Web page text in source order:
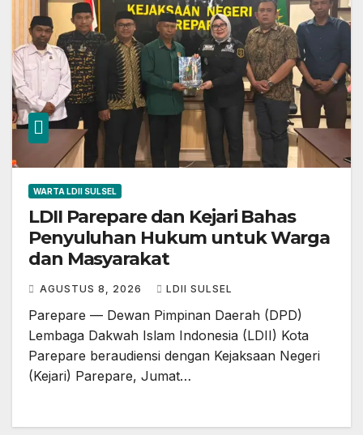
WARTA LDII SULSEL
LDII Parepare dan Kejari Bahas
Penyuluhan Hukum untuk Warga
dan Masyarakat
AGUSTUS 8, 2026 LDII SULSEL
Parepare — Dewan Pimpinan Daerah (DPD)
Lembaga Dakwah Islam Indonesia (LDII) Kota
Parepare beraudiensi dengan Kejaksaan Negeri
(Kejari) Parepare, Jumat…